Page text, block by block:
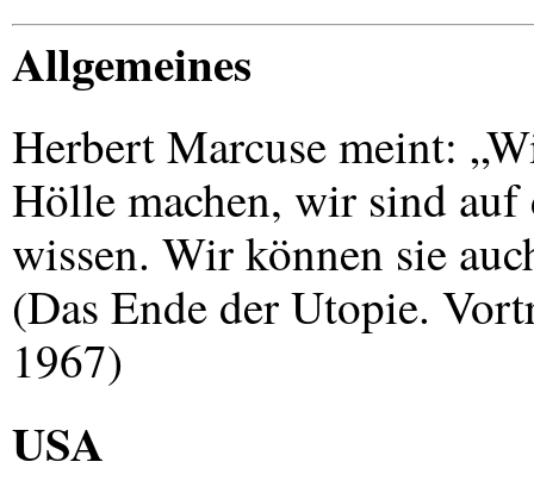
Allgemeines
Herbert Marcuse meint:
Hölle machen, wir sind auf
wissen. Wir können sie
(Das Ende der Utopie.
1967)
USA